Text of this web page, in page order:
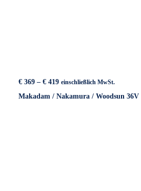
€ 369 – € 419Preisspanne:
bis
einschließlich MwSt.
Makadam / Nakamura / Woodsun 36V